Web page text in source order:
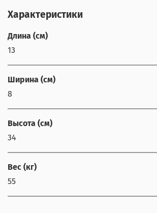
Характеристики
Длина (см)
13
Ширина (см)
8
Высота (см)
34
Вес (кг)
55